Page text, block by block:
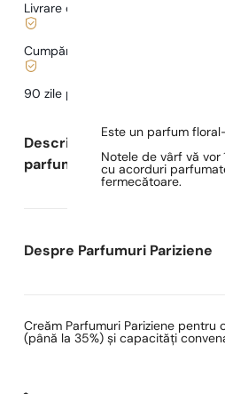
Livrare de la
Cumpărături și plăți sigure
90 zile pentru a
Descrierea
parfumului
Este un parfum
Notele de vârf vă
cu acorduri
fermecătoare.
Despre Parfumuri Pariziene
Creăm Parfumuri Pariziene
(până la 35%) și capacități